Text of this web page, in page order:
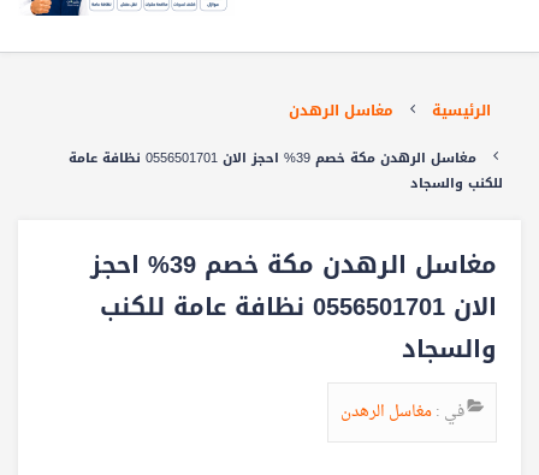
الرئيسية مغاسل الرهدن
مغاسل الرهدن مكة خصم 39% احجز الان 0556501701 نظافة عامة
للكنب والسجاد
مغاسل الرهدن مكة خصم 39% احجز
الان 0556501701 نظافة عامة للكنب
والسجاد
في :مغاسل الرهدن